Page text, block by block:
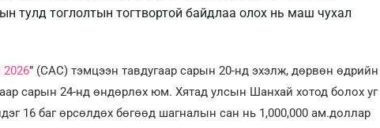
тулд тоглолтын тогтвортой байдлаа олох нь маш чухал
2026” (CAC) тэмцээн тавдугаар сарын 20-нд эхэлж, дөрвөн өдрийн
сарын 24-нд өндөрлөх юм. Хятад улсын Шанхай хотод болох уг
16 баг өрсөлдөх бөгөөд шагналын сан нь 1,000,000 ам.доллар